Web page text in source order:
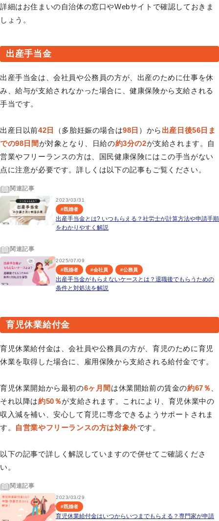
詳細はお住まいの自治体の窓口やWebサイトで確認しておきま
しょう。
出産手当金
出産手当金は、会社員や公務員の方が、出産のために仕事を休
み、給与が支給されなかった場合に、健康保険から支給される
手当です。
出産日以前42日 （多胎妊娠の場合は98日 ）から 出産日後56日ま
での98日間 が対象となり、日給の約3分の2が支給されます。自
営業やフリーランスの方は、国民健康保険にはこの手当がない
点に注意が必要です。詳しくは以下の記事もご覧ください。
関連記事
2023/03/31
#既婚者
出産手当金とは? いつもらえる？社労士が計算方法や申請手順
をわかりやすく解説
関連記事
2025/07/09
#既婚者 #会社員 #公務員
出産手当金がもらえないケースとは？退職後でもらうための
条件と対処法を解説
育児休業給付金
育児休業給付金は、会社員や公務員の方が、育児のために育児
休業を取得した場合に、雇用保険から支給される給付金です。
育児休業開始から最初の6ヶ月間 は休業開始前の賃金の約67％
それ以降は約50％が支給されます。これにより、育児休業中の
収入減を補い、安心して育児に専念できるようサポートされま
す。
自営業やフリーランスの方は対象外です。
以下の記事で詳しく解説していますので併せてご確認くださ
い。
関連記事
2023/03/29
#既婚者
育児休業給付金はいつからいつまでもらえる？専門家が申請